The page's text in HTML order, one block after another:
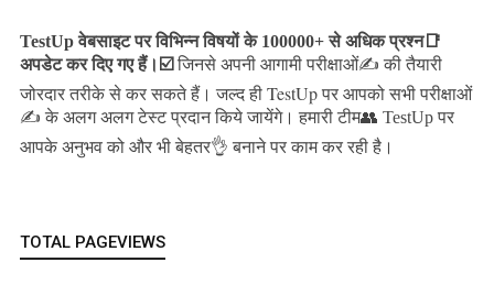
TestUp वेबसाइट पर विभिन्न विषयों के 100000+ से अधिक प्रश्न📑
अपडेट कर दिए गए हैं। ☑️ जिनसे अपनी आगामी परीक्षाओं✍️ की तैयारी
जोरदार तरीके से कर सकते हैं।जल्द ही TestUp पर आपको सभी परीक्षाओं
✍️ के अलग अलग टेस्ट प्रदान किये जायेंगे। हमारी टीम👥 TestUp पर
आपके अनुभव को और भी बेहतर👌 बनाने पर काम कर रही है।
TOTAL PAGEVIEWS